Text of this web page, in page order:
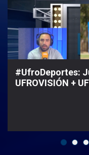
#UfroDeportes:
UFROVISIÓN +